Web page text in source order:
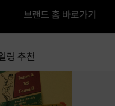
링 추천